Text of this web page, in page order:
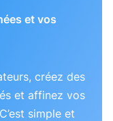
et vos
créez des
et affinez vos
simple et